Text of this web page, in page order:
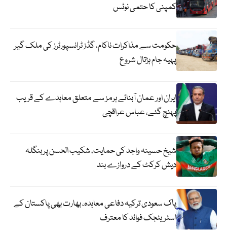
کمپنی کا حتمی نوٹس
حکومت سے مذاکرات ناکام، گڈز ٹرانسپورٹرز کی ملک گیر
پہیہ جام ہڑتال شروع
ایران اور عمان آبنائے ہرمز سے متعلق معاہدے کے قریب
پہنچ گئے، عباس عراقچی
شیخ حسینہ واجد کی حمایت، شکیب الحسن پر بنگلہ
دیش کرکٹ کے دروازے بند
پاک سعودی ترکیہ دفاعی معاہدہ، بھارت بھی پاکستان کے
اسٹریٹجک فوائد کا معترف